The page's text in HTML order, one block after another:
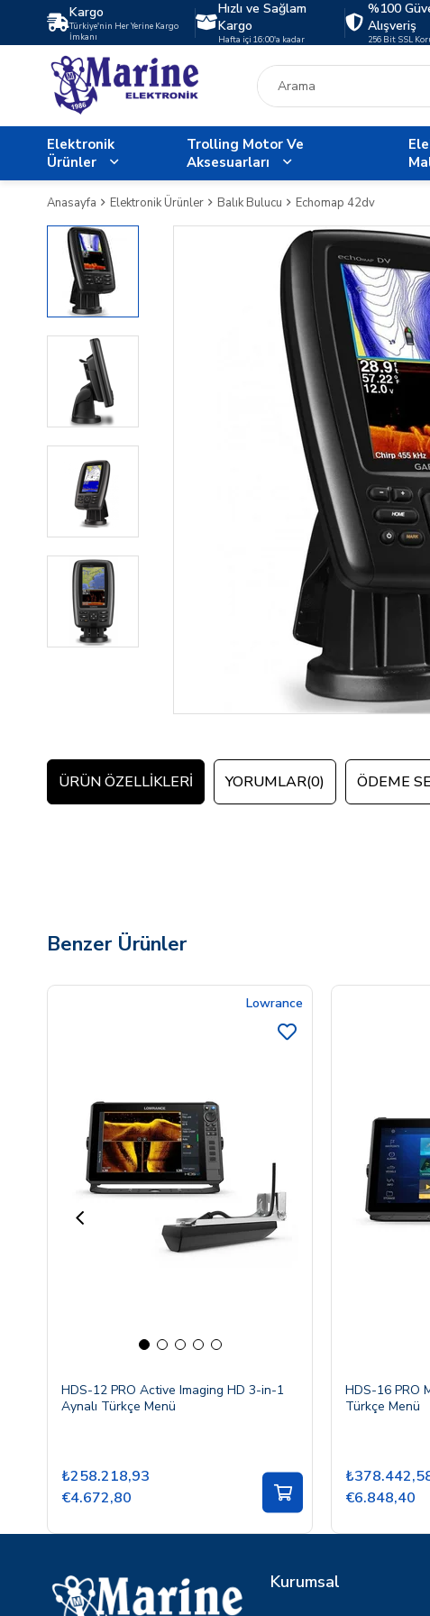
Kargo
Türkiye'nin Her Yerine Kargo
İmkanı
Hızlı ve Sağlam
Kargo
Hafta içi 16:00'a kadar
%100
Alışveriş
256 Bit SSL
Elektronik
Ürünler
Trolling Motor Ve
Aksesuarları
Anasayfa Elektronik Ürünler Balık Bulucu Echomap 42dv
ÜRÜN ÖZELLIKLERI YORUMLAR(0) ÖDEME
Benzer Ürünler
Lowrance
HDS-12 PRO Active Imaging HD 3-in-1
Aynalı Türkçe Menü
₺258.218,93
€4.672,80
HDS-16 PRO
Türkçe Menü
€6.848,40
Kurumsal